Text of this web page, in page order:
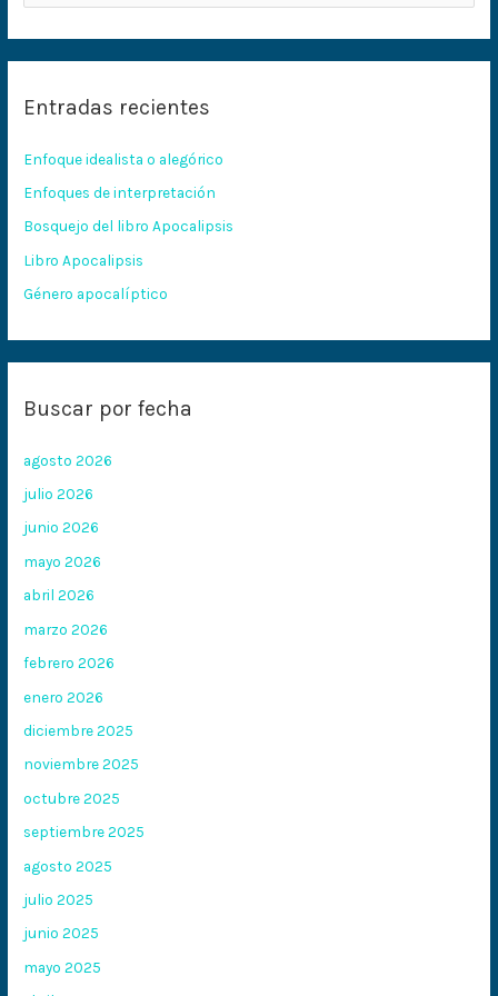
a
p
o
r
:
Entradas recientes
Enfoque idealista o alegórico
Enfoques de interpretación
Bosquejo del libro Apocalipsis
Libro Apocalipsis
Género apocalíptico
Buscar por fecha
agosto 2026
julio 2026
junio 2026
mayo 2026
abril 2026
marzo 2026
febrero 2026
enero 2026
diciembre 2025
noviembre 2025
octubre 2025
septiembre 2025
agosto 2025
julio 2025
junio 2025
mayo 2025